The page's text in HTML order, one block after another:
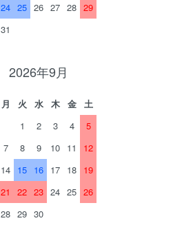
24 25 26 27 28 29
31
2026年9月
月 火 水 木 金
土
1
2 3 4
5
7 8 9 10 11
12
14 15 16 17 18 19
21 22 23 24 25 26
28 29 30